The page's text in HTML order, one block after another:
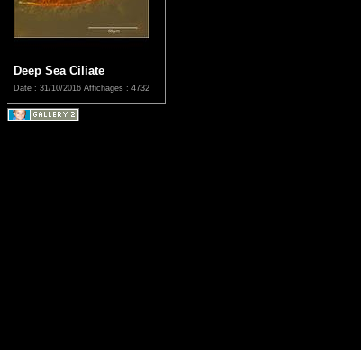
Deep Sea Ciliate
Date : 31/10/2016 Affichages : 4732